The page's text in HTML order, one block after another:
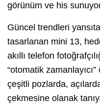
görünüm ve his
Güncel trendleri
tasarlanan mini 13,
akıllı telefon
“otomatik
çeşitli pozlarda,
çekmesine olanak